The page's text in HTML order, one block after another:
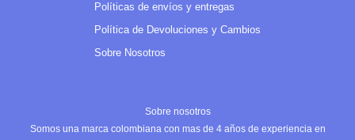
Políticas de envíos y entregas
Política de Devoluciones y Cambios
Sobre Nosotros
Sobre nosotros
Somos una marca colombiana con mas de 4 años de experiencia en